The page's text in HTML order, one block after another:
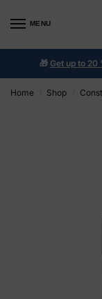
MENU
🎁 Get up to
Home Shop